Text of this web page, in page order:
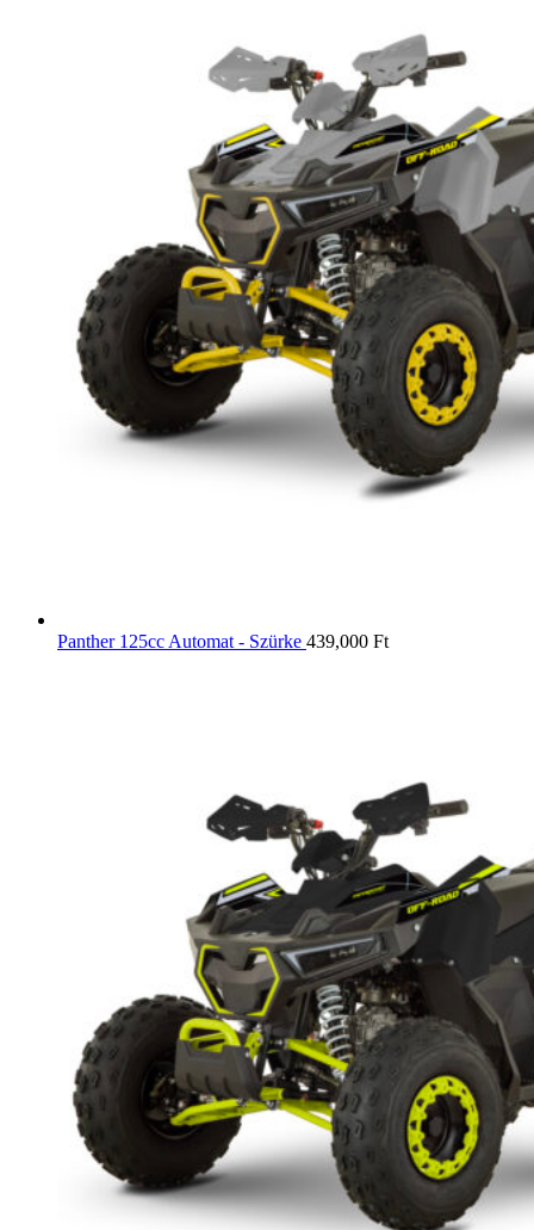
Panther 125cc Automat - Szürke 439,000 Ft